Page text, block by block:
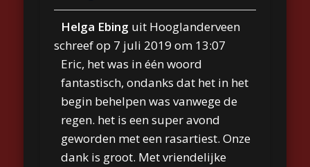
Helga Ebing uit Hooglanderveen
schreef op 7 juli 2019 om 13:07
Eric, het was in één woord
fantastisch, ondanks dat het in het
begin behelpen was vanwege de
regen. het is een super avond
geworden met een rasartiest. Onze
dank is groot. Met vriendelijke